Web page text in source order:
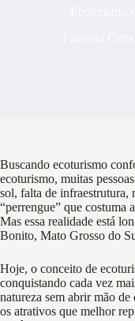
Buscando ecoturismo
ecoturismo, muitas
sol, falta de infraestrutura,
“perrengue” que costuma
Mas essa realidade está
Bonito, Mato Grosso do
Hoje, o conceito de
conquistando cada vez
natureza sem abrir mão
os atrativos que melhor